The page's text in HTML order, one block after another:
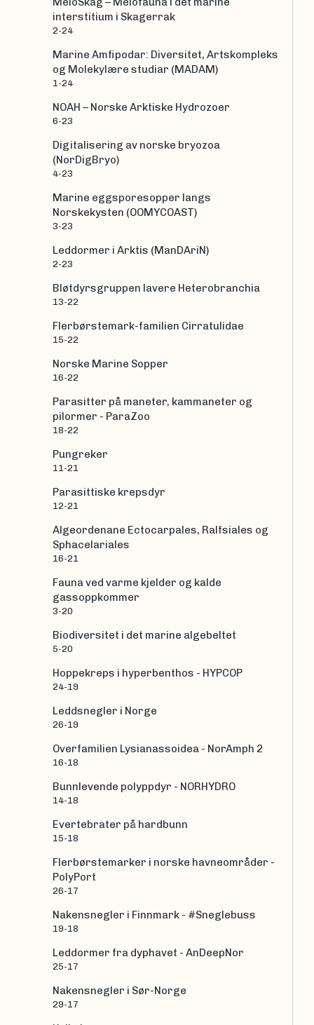
interstitium i Skagerrak
2-24
Marine Amfipodar: Diversitet, Artskompleks
og Molekylære studiar (MADAM)
1-24
NOAH – Norske Arktiske Hydrozoer
6-23
Digitalisering av norske bryozoa
(NorDigBryo)
4-23
Marine eggsporesopper langs
Norskekysten (OOMYCOAST)
3-23
Leddormer i Arktis (ManDAriN)
2-23
Bløtdyrsgruppen lavere Heterobranchia
13-22
Flerbørstemark-familien Cirratulidae
15-22
Norske Marine Sopper
16-22
Parasitter på maneter, kammaneter og
pilormer - ParaZoo
18-22
Pungreker
11-21
Parasittiske krepsdyr
12-21
Algeordenane Ectocarpales, Ralfsiales og
Sphacelariales
16-21
Fauna ved varme kjelder og kalde
gassoppkommer
3-20
Biodiversitet i det marine algebeltet
5-20
Hoppekreps i hyperbenthos - HYPCOP
24-19
Leddsnegler i Norge
26-19
Overfamilien Lysianassoidea - NorAmph 2
16-18
Bunnlevende polyppdyr - NORHYDRO
14-18
Evertebrater på hardbunn
15-18
Flerbørstemarker i norske havneområder -
PolyPort
26-17
Nakensnegler i Finnmark - #Sneglebuss
19-18
Leddormer fra dyphavet - AnDeepNor
25-17
Nakensnegler i Sør-Norge
29-17